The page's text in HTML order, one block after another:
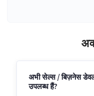
अभी सेल्स / बिज़नेस
उपलब्ध हैं?